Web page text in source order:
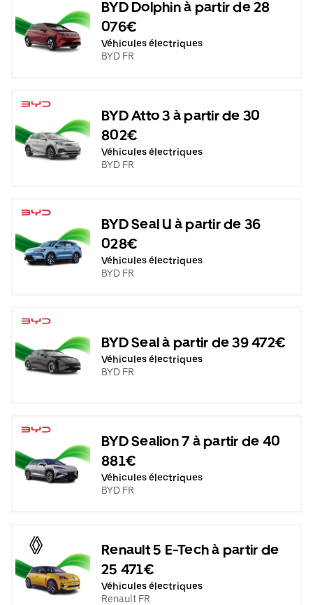
BYD Dolphin à partir de 28
076€
Véhicules électriques
BYD FR
BYD Atto 3 à partir de 30
802€
Véhicules électriques
BYD FR
BYD Seal U à partir de 36
028€
Véhicules électriques
BYD FR
BYD Seal à partir de 39 472€
Véhicules électriques
BYD FR
BYD Sealion 7 à partir de 40
881€
Véhicules électriques
BYD FR
Renault 5 E-Tech à partir de
25 471€
Véhicules électriques
Renault FR